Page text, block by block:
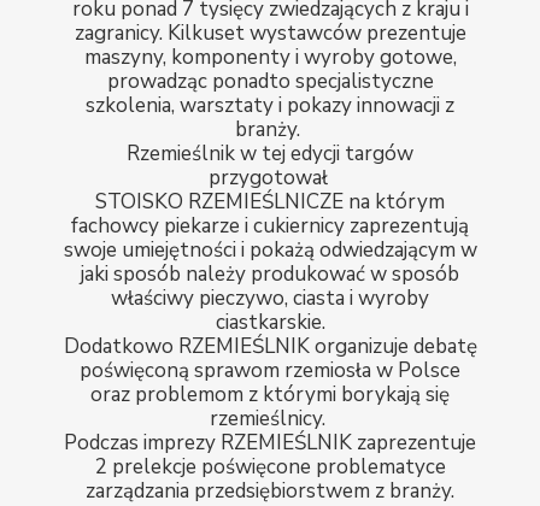
roku ponad 7 tysięcy zwiedzających z kraju i
zagranicy. Kilkuset wystawców prezentuje
maszyny, komponenty i wyroby gotowe,
prowadząc ponadto specjalistyczne
szkolenia, warsztaty i pokazy innowacji z
branży.
Rzemieślnik w tej edycji targów
przygotował
STOISKO RZEMIEŚLNICZE na którym
fachowcy piekarze i cukiernicy zaprezentują
swoje umiejętności i pokażą odwiedzającym w
jaki sposób należy produkować w sposób
właściwy pieczywo, ciasta i wyroby
ciastkarskie.
Dodatkowo RZEMIEŚLNIK organizuje debatę
poświęconą sprawom rzemiosła w Polsce
oraz problemom z którymi borykają się
rzemieślnicy.
Podczas imprezy RZEMIEŚLNIK zaprezentuje
2 prelekcje poświęcone problematyce
zarządzania przedsiębiorstwem z branży.